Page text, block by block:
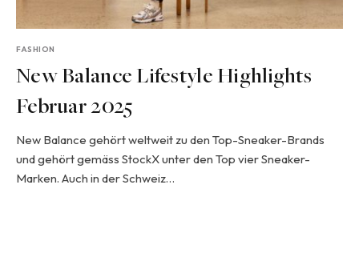
FASHION
New Balance Lifestyle Highlights
Februar 2025
New Balance gehört weltweit zu den Top-Sneaker-Brands
und gehört gemäss StockX unter den Top vier Sneaker-
Marken. Auch in der Schweiz…